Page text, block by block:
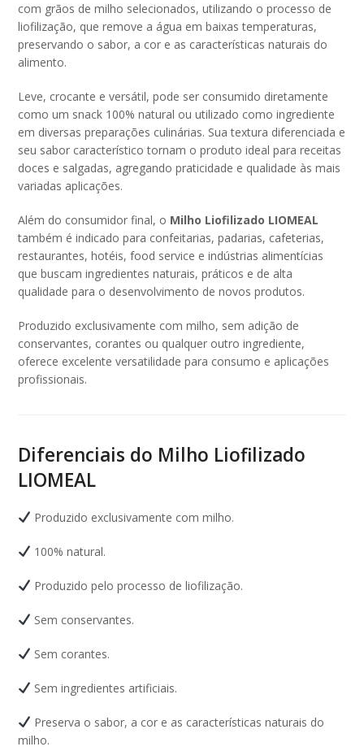
com grãos de milho selecionados, utilizando o processo de
liofilização, que remove a água em baixas temperaturas,
preservando o sabor, a cor e as características naturais do
alimento.
Leve, crocante e versátil, pode ser consumido diretamente
como um snack 100% natural ou utilizado como ingrediente
em diversas preparações culinárias. Sua textura diferenciada e
seu sabor característico tornam o produto ideal para receitas
doces e salgadas, agregando praticidade e qualidade às mais
variadas aplicações.
Além do consumidor final, o Milho Liofilizado LIOMEAL
também é indicado para confeitarias, padarias, cafeterias,
restaurantes, hotéis, food service e indústrias alimentícias
que buscam ingredientes naturais, práticos e de alta
qualidade para o desenvolvimento de novos produtos.
Produzido exclusivamente com milho, sem adição de
conservantes, corantes ou qualquer outro ingrediente,
oferece excelente versatilidade para consumo e aplicações
profissionais.
Diferenciais do Milho Liofilizado
LIOMEAL
Produzido exclusivamente com milho.
100% natural.
Produzido pelo processo de liofilização.
Sem conservantes.
Sem corantes.
Sem ingredientes artificiais.
Preserva o sabor, a cor e as características naturais do
milho.